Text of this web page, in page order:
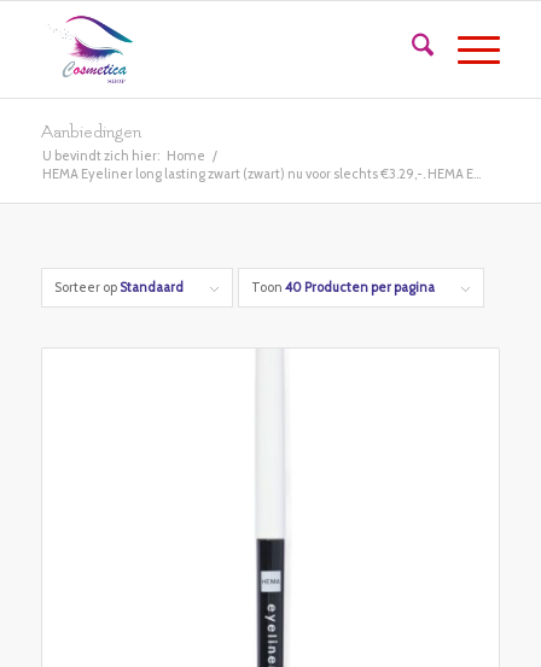
Aanbiedingen
U bevindt zich hier: Home /
HEMA Eyeliner long lasting zwart (zwart) nu voor slechts €3.29,-. HEMA E...
Sorteer op Standaard Toon 40 Producten per pagina